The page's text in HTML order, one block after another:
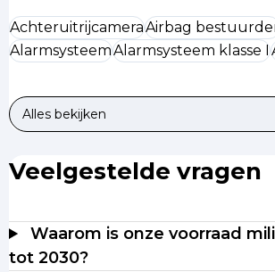
AchteruitrijcameraAirbag
AlarmsysteemAlarmsysteem klasse I
Alles bekijken
Veelgestelde vragen
Waarom is onze voorraad
tot 2030?